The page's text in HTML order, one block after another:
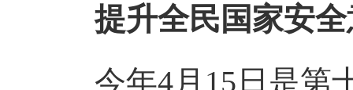
提升全民国家安全
今年4月15日是第十